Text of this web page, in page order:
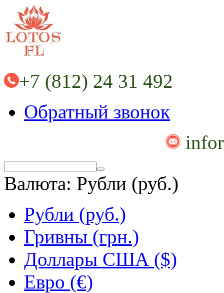
+7 (812) 24 31 492
Обратный звонок
Валюта: Рубли (руб.)
Рубли (руб.)
Гривны (грн.)
Доллары США ($)
Евро (€)